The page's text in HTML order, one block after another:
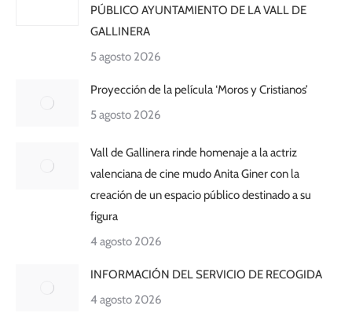
PÚBLICO AYUNTAMIENTO DE LA VALL DE
GALLINERA
5 agosto 2026
Proyección de la película ‘Moros y Cristianos’
5 agosto 2026
Vall de Gallinera rinde homenaje a la actriz
valenciana de cine mudo Anita Giner con la
creación de un espacio público destinado a su
figura
4 agosto 2026
INFORMACIÓN DEL SERVICIO DE RECOGIDA
4 agosto 2026